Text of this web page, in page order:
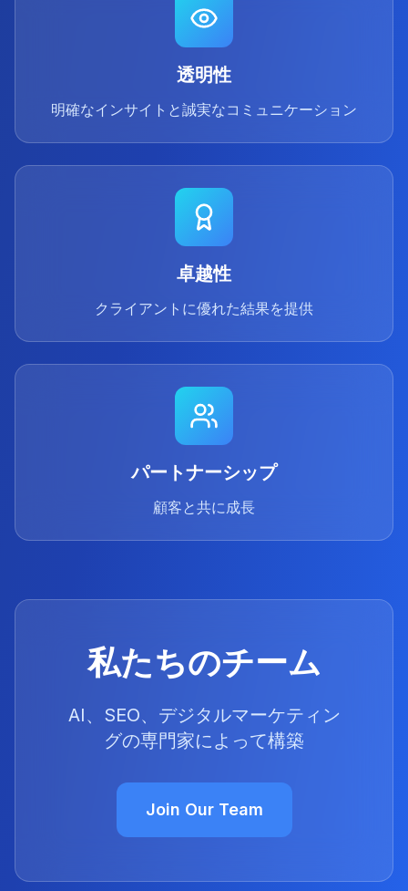
透明性
明確なインサイトと誠実なコミュニケーション
卓越性
クライアントに優れた結果を提供
パートナーシップ
顧客と共に成長
私たちのチーム
AI、SEO、デジタルマーケティン
グの専門家によって構築
Join Our Team